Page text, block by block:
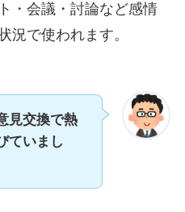
・会議・討論など感情
況で使われます。
見交換で熱
ていまし